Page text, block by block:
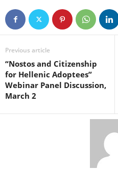
Previous article
“Nostos and Citizenship
for Hellenic Adoptees”
Webinar Panel Discussion,
March 2